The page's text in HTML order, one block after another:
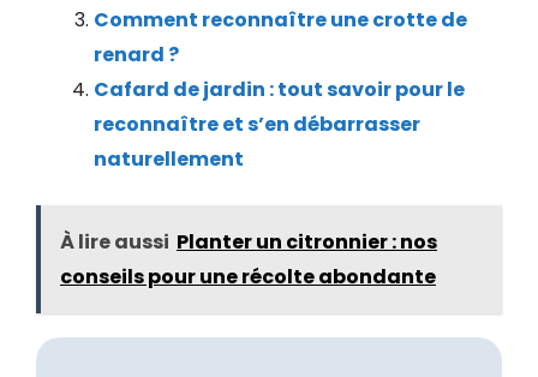
Comment reconnaître une crotte de
renard ?
Cafard de jardin : tout savoir pour le
reconnaître et s’en débarrasser
naturellement
À lire aussi Planter un citronnier : nos
conseils pour une récolte abondante